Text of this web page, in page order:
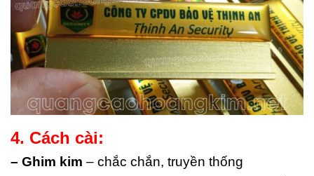
4. Cách cài:
– Ghim kim – chắc chắn, truyền thống